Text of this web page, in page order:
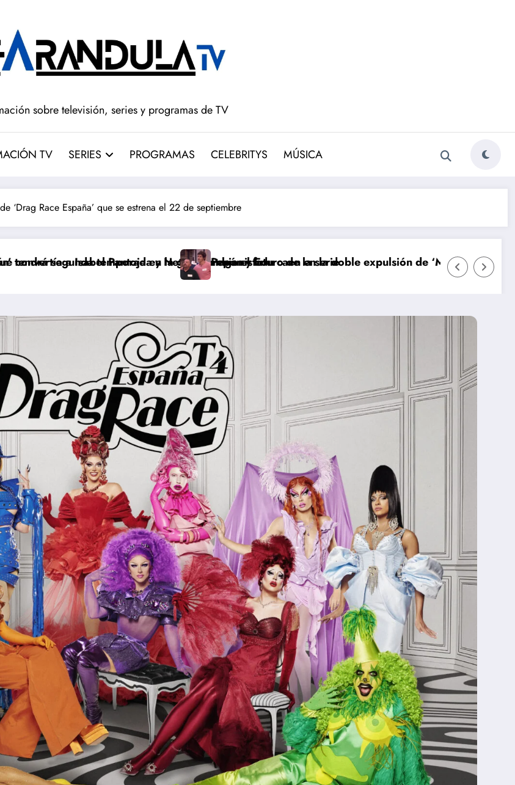
sobre televisión, series y programas de TV
TV SERIES PROGRAMAS CELEBRITYS MÚSICA
‘Drag Race España’ que se estrena el 22 de septiembre
la gran antagonista
y Netflix cambia el futuro de la serie
Pepón y Edu caen en la doble expulsión de ‘Maestros de la Costura Celebrity 2’
Avance ‘EN TIERRA LEJANA’ (11